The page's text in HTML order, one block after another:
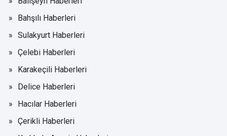
Bahşılı Haberleri
Sulakyurt Haberleri
Çelebi Haberleri
Karakeçili Haberleri
Delice Haberleri
Hacılar Haberleri
Çerikli Haberleri